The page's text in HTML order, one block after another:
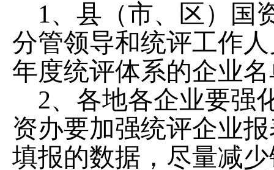
1、县（市、区）国
分管领导和统评工作
年度统评体系的企业
2、各地各企业要强
资办要加强统评企业
填报的数据，尽量减